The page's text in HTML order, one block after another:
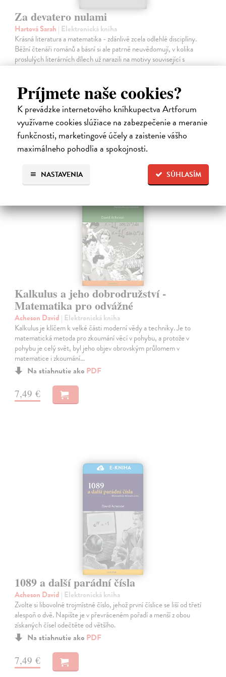
Príjmete naše cookies?
K prevádzke internetového kníhkupectva Artforum
využívame cookies slúžiace na zabezpečenie a meranie
funkčnosti, marketingové účely a zaistenie vášho
maximálneho pohodlia a spokojnosti.
SÚHLASÍM
NASTAVENIA
Za devatero nulami
Hartová Sarah | Elektronická kniha
Krásná literatura a matematika - zdánlivě zcela odlehlé disciplíny.
Běžní čtenáři románů a básní si ale patrně neuvědomují, v kolika
proslulých literárních dílech už narazili na motivy související s
matematikou.…
13,24 €
Kalkulus a jeho dobrodružství -
Matematika pro odvážné
Acheson David | Elektronická kniha
Kalkulus je klíčem k velké části moderní vědy a techniky. Je to
matematická metoda pro zkoumání věcí v pohybu, a protože v
pohybu je celý svět, byl jeho objev obrovským průlomem v
matematice i zkoumání…
Na stiahnutie ako PDF
7,49 €
E-KNIHA
1089 a další parádní čísla
Acheson David | Elektronická kniha
Zvolte si libovolné trojmístné číslo, jehož první číslice se liší od třetí
alespoň o dvě. Napište je v převráceném pořadí a menší z obou
získaných čísel odečtěte od většího.
Na stiahnutie ako PDF
7,49 €